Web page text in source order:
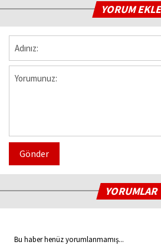
YORUM
Gönder
YORUMLAR
Bu haber henüz yorumlanmamış...